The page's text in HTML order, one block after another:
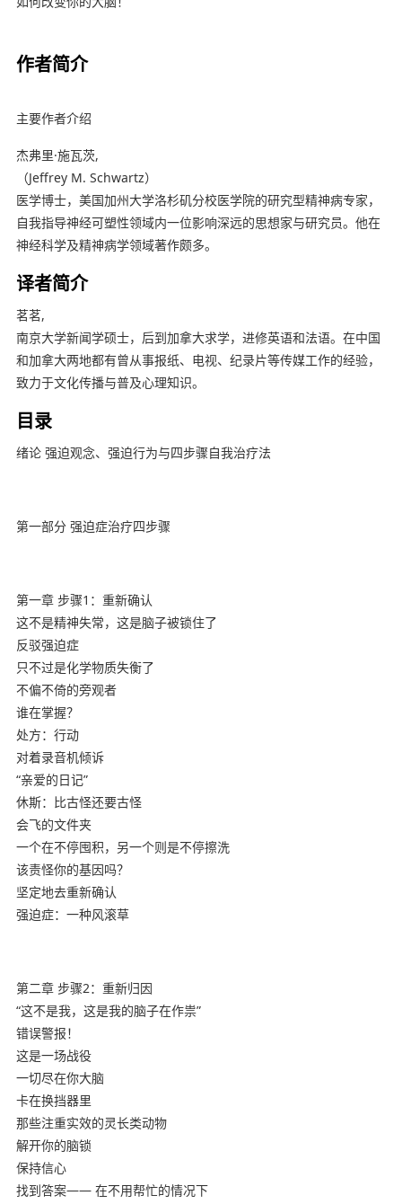
作者简介
主要作者介绍
杰弗里·施瓦茨,
（Jeffrey M. Schwartz）
医学博士，美国加州大学洛杉矶分校医学院的研究型精神病专家，
自我指导神经可塑性领域内一位影响深远的思想家与研究员。他在
神经科学及精神病学领域著作颇多。
译者简介
茗茗,
南京大学新闻学硕士，后到加拿大求学，进修英语和法语。在中国
和加拿大两地都有曾从事报纸、电视、纪录片等传媒工作的经验，
致力于文化传播与普及心理知识。
目录
绪论 强迫观念、强迫行为与四步骤自我治疗法
第一部分 强迫症治疗四步骤
第一章 步骤1：重新确认
这不是精神失常，这是脑子被锁住了
反驳强迫症
只不过是化学物质失衡了
不偏不倚的旁观者
谁在掌握？
处方：行动
对着录音机倾诉
“亲爱的日记”
休斯：比古怪还要古怪
会飞的文件夹
一个在不停囤积，另一个则是不停擦洗
该责怪你的基因吗？
坚定地去重新确认
强迫症：一种风滚草
第二章 步骤2：重新归因
“这不是我，这是我的脑子在作祟”
错误警报！
这是一场战役
一切尽在你大脑
卡在换挡器里
那些注重实效的灵长类动物
解开你的脑锁
保持信心
找到答案—— 在不用帮忙的情况下